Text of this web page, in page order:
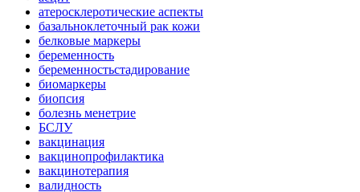
атеросклеротические аспекты
базальноклеточный рак кожи
белковые маркеры
беременность
беременностьстадирование
биомаркеры
биопсия
болезнь менетрие
БСЛУ
вакцинация
вакцинопрофилактика
вакцинотерапия
валидность